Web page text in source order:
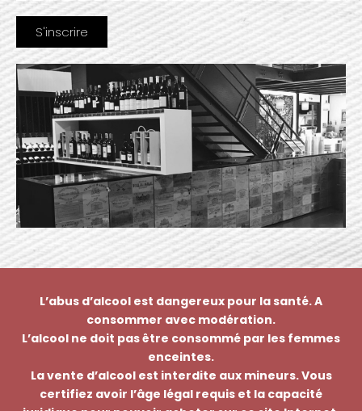
L’abus d’alcool est dangereux pour la santé. A
consommer avec modération.
L’alcool ne doit pas être consommé par les femmes
enceintes.
La vente d’alcool est interdite aux mineurs. Vous
certifiez avoir l’âge légal requis et la capacité